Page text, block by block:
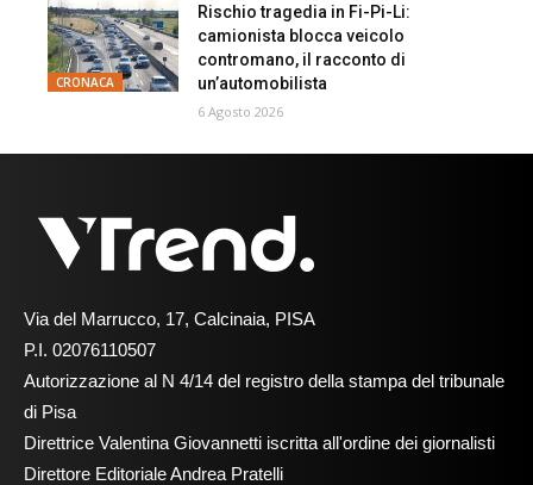
CRONACA
Rischio tragedia in Fi-Pi-Li:
camionista blocca veicolo
contromano, il racconto di
un’automobilista
6 Agosto 2026
Via del Marrucco, 17, Calcinaia, PISA
P.I. 02076110507
Autorizzazione al N 4/14 del registro della stampa del tribunale
di Pisa
Direttrice Valentina Giovannetti iscritta all'ordine dei giornalisti
Direttore Editoriale Andrea Pratelli